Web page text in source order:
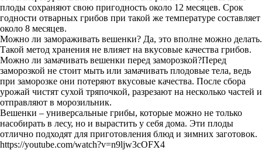
плоды сохраняют свою пригодность около 12 месяцев. Срок
годности отварных грибов при такой же температуре составляет
около 8 месяцев.
Можно ли замораживать вешенки? Да, это вполне можно делать.
Такой метод хранения не влияет на вкусовые качества грибов.
Можно ли замачивать вешенки перед заморозкой?Перед
заморозкой не стоит мыть или замачивать плодовые тела, ведь
при заморозке они потеряют вкусовые качества. После сбора
урожай чистят сухой тряпочкой, разрезают на несколько частей и
отправляют в морозильник.
Вешенки – универсальные грибы, которые можно не только
насобирать в лесу, но и вырастить у себя дома. Эти плоды
отлично подходят для приготовления блюд и зимних заготовок.
https://youtube.com/watch?v=n9ljw3cOFX4